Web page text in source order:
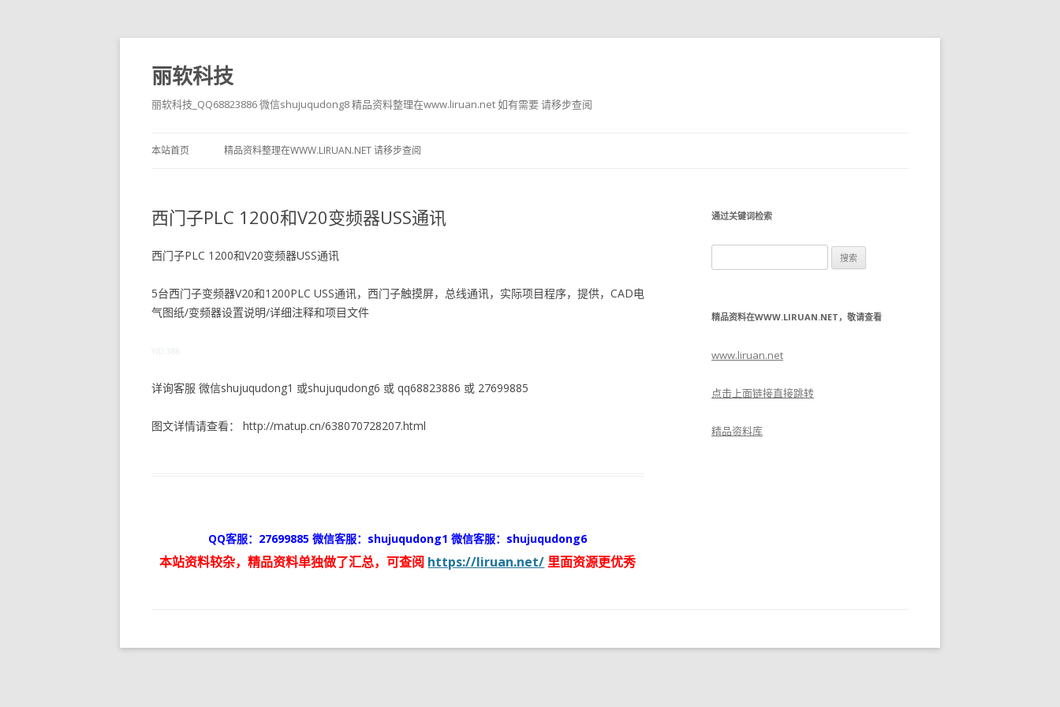
丽软科技
丽软科技_QQ68823886 微信shujuqudong8 精品资料整理在www.liruan.net 如有需要 请移步查阅
本站首页 精品资料整理在WWW.LIRUAN.NET 请移步查阅
西门子PLC 1200和V20变频器USS通讯
西门子PLC 1200和V20变频器USS通讯
5台西门子变频器V20和1200PLC USS通讯，西门子触摸屏，总线通讯，实际项目程序，提供，CAD电
气图纸/变频器设置说明/详细注释和项目文件
YID:386
详询客服 微信shujuqudong1 或shujuqudong6 或 qq68823886 或 27699885
图文详情请查看： http://matup.cn/638070728207.html
QQ客服：27699885 微信客服：shujuqudong1 微信客服：shujuqudong6
本站资料较杂，精品资料单独做了汇总，可查阅 https://liruan.net/ 里面资源更优秀
通过关键词检索
索：
精品资料在WWW.LIRUAN.NET，敬请查看
www.liruan.net
点击上面链接直接跳转
精品资料库